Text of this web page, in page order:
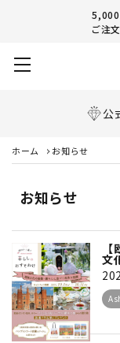
5,000
ご注
公
ホーム お知らせ
お知らせ
文